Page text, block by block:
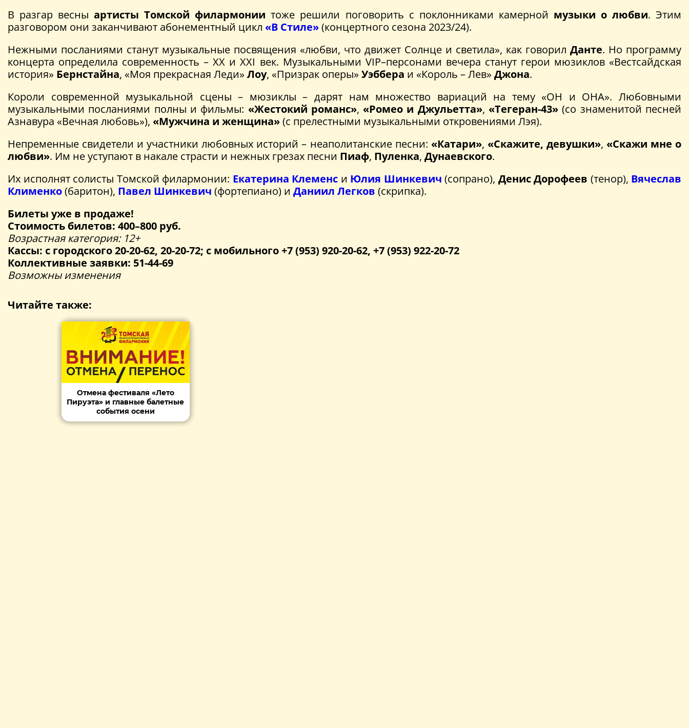
В разгар весныартисты Томской филармонии тоже решили поговорить с поклонниками камерной музыки о любви. Этим
разговором они заканчивают абонементный цикл «В Стиле»(концертного сезона 2023/24).
Нежными посланиями станут музыкальные посвящения «любви, что движет Солнце и светила», как говорил Данте. Но программу
концерта определила современность – ХХ и ХХI век. Музыкальными VIP–персонами вечера станут герои мюзиклов «Вестсайдская
история» Бернстайна, «Моя прекрасная Леди» Лоу, «Призрак оперы» Уэббера и «Король – Лев» Джона.
Короли современной музыкальной сцены – мюзиклы – дарят нам множество вариаций на тему «ОН и ОНА». Любовными
музыкальными посланиями полны и фильмы: «Жестокий романс»,«Ромео и Джульетта»,«Тегеран-43» (со знаменитой песней
Азнавура «Вечная любовь»), «Мужчина и женщина»(с прелестными музыкальными откровениями Лэя).
Непременные свидетели и участники любовных историй – неаполитанские песни: «Катари», «Скажите, девушки», «Скажи мне о
любви». Им не уступают в накале страсти и нежных грезах песни Пиаф, Пуленка, Дунаевского.
Их исполнят солисты Томской филармонии: Екатерина Клеменс и Юлия Шинкевич (сопрано), Денис Дорофеев (тенор), Вячеслав
Клименко(баритон), Павел Шинкевич (фортепиано) и Даниил Легков (скрипка).
Билеты уже в продаже!
Стоимость билетов: 400–800 руб.
Возрастная категория: 12+
Кассы: с городского 20-20-62, 20-20-72; с мобильного +7 (953) 920-20-62, +7 (953) 922-20-72
Коллективные заявки: 51-44-69
Возможны изменения
Читайте также:
Отмена фестиваля «Лето
Пируэта» и главные балетные
события осени